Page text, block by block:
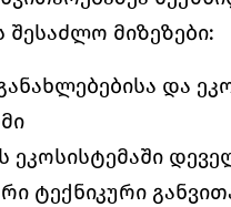
შესაძლო მიზეზები:
და
ს ეკოსისტემაში
ტექნიკური